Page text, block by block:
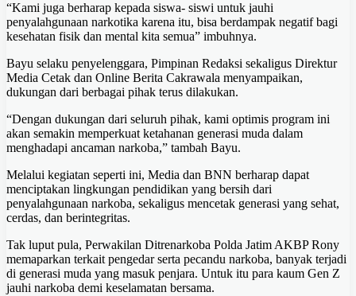
“Kami juga berharap kepada siswa- siswi untuk jauhi
penyalahgunaan narkotika karena itu, bisa berdampak negatif bagi
kesehatan fisik dan mental kita semua” imbuhnya.
Bayu selaku penyelenggara, Pimpinan Redaksi sekaligus Direktur
Media Cetak dan Online Berita Cakrawala menyampaikan,
dukungan dari berbagai pihak terus dilakukan.
“Dengan dukungan dari seluruh pihak, kami optimis program ini
akan semakin memperkuat ketahanan generasi muda dalam
menghadapi ancaman narkoba,” tambah Bayu.
Melalui kegiatan seperti ini, Media dan BNN berharap dapat
menciptakan lingkungan pendidikan yang bersih dari
penyalahgunaan narkoba, sekaligus mencetak generasi yang sehat,
cerdas, dan berintegritas.
Tak luput pula, Perwakilan Ditrenarkoba Polda Jatim AKBP Rony
memaparkan terkait pengedar serta pecandu narkoba, banyak terjadi
di generasi muda yang masuk penjara. Untuk itu para kaum Gen Z
jauhi narkoba demi keselamatan bersama.